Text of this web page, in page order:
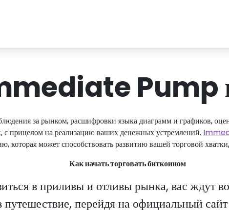
Pump
за рынком, расшифровки языка диаграмм и графиков,
прицелом на реализацию ваших денежных устремлений.
которая может способствовать развитию вашей торговой
Как начать торговать биткоином
в приливы и отливы рынка, вас ждут
путешествие, перейдя на официальный